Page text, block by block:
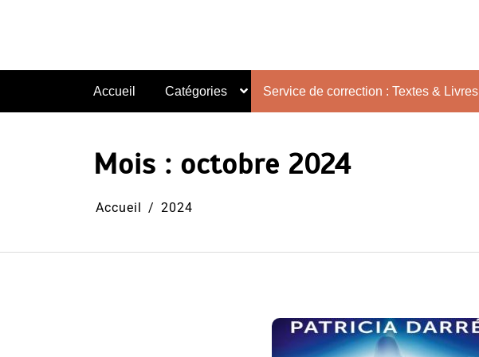
Accueil Catégories Service de correction : Textes & Livres
Mois : octobre 2024
Accueil 2024